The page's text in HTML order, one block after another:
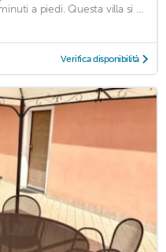
a piedi. Questa villa si ...
Verifica disponibilità